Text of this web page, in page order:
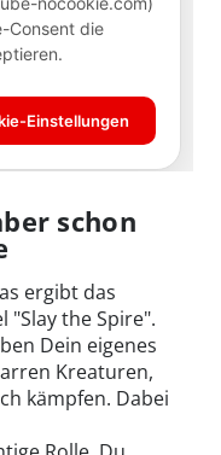
schon
ergibt das
"Slay the Spire".
Dein eigenes
Kreaturen,
kämpfen. Dabei